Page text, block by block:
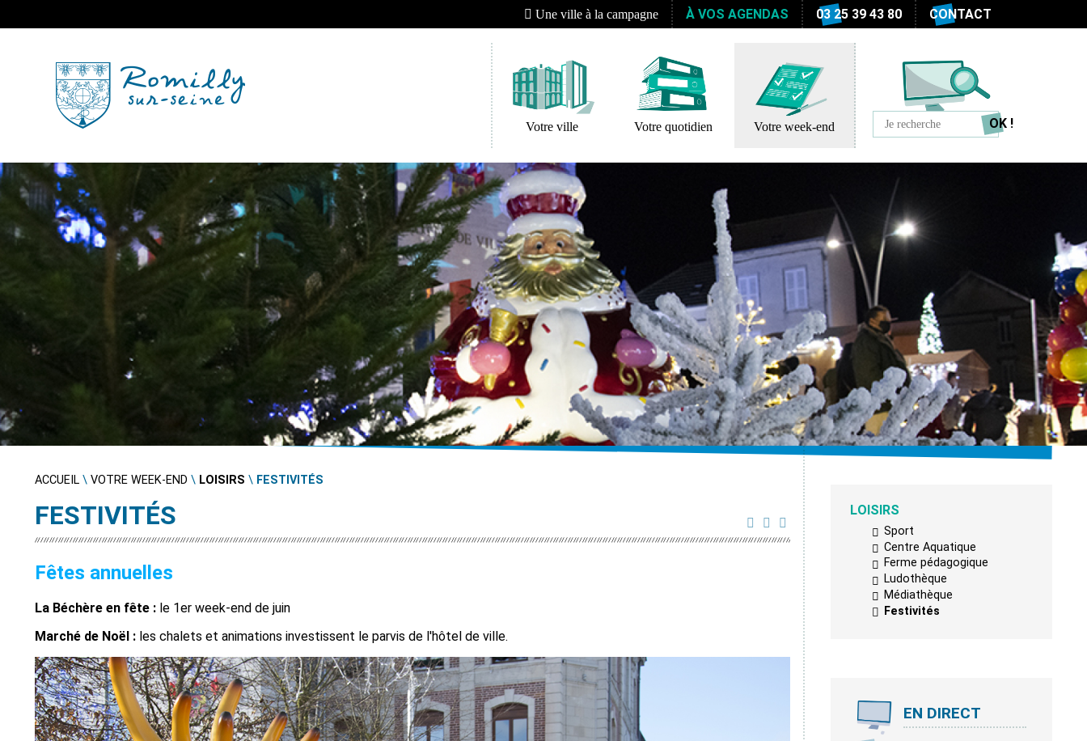
Une ville à la campagne À VOS AGENDAS 03 25 39 43 80 CONTACT
Votre ville Votre quotidien Votre week-end
ACCUEIL\ VOTRE WEEK-END \ LOISIRS \ FESTIVITÉS
FESTIVITÉS
Fêtes annuelles
La Béchère en fête :le 1er week-end de juin
Marché de Noël :les chalets et animations investissent le parvis de l'hôtel de ville.
LOISIRS
Sport
Centre Aquatique
Ferme pédagogique
Ludothèque
Médiathèque
Festivités
EN DIRECT